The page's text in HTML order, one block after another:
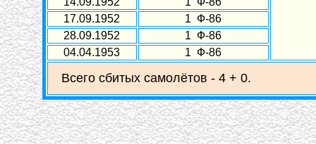
17.09.1952
1 Ф-86
28.09.1952
1 Ф-86
04.04.1953
1 Ф-86
Всего сбитых самолётов - 4 + 0.